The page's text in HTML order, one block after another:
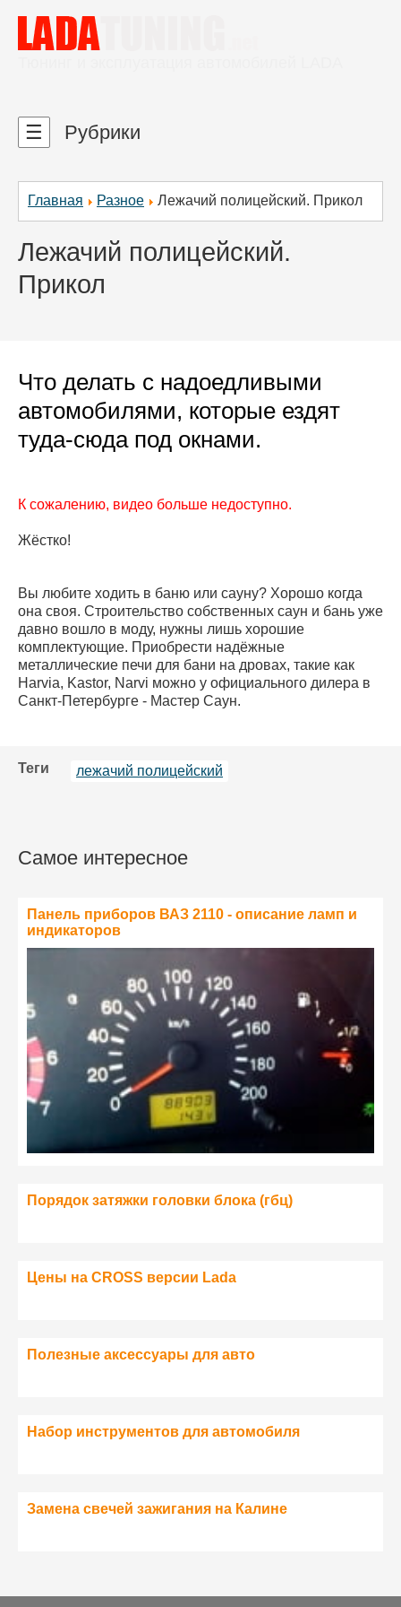
Главная Разное Лежачий полицейский. Прикол
Лежачий полицейский.
Прикол
Что делать с надоедливыми
автомобилями, которые ездят
туда-сюда под окнами.
К сожалению, видео больше недоступно.
Жёстко!
Вы любите ходить в баню или сауну? Хорошо когда
она своя. Строительство собственных саун и бань уже
давно вошло в моду, нужны лишь хорошие
комплектующие. Приобрести надёжные
металлические печи для бани на дровах, такие как
Harvia, Kastor, Narvi можно у официального дилера в
Санкт-Петербурге - Мастер Саун.
Теги лежачий полицейский
Самое интересное
Панель приборов ВАЗ 2110 - описание ламп и
индикаторов
Порядок затяжки головки блока (гбц)
Цены на CROSS версии Lada
Полезные аксессуары для авто
Набор инструментов для автомобиля
Замена свечей зажигания на Калине
☰ Рубрики